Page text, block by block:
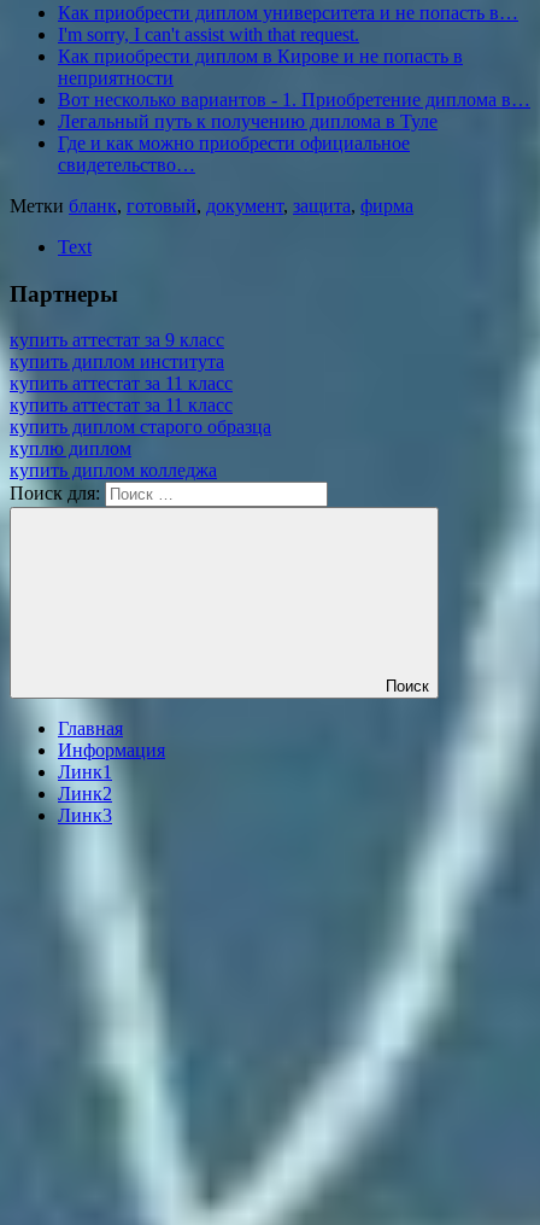
Как приобрести диплом университета и не попасть в…
I'm sorry, I can't assist with that request.
Как приобрести диплом в Кирове и не попасть в
неприятности
Вот несколько вариантов - 1. Приобретение диплома в…
Легальный путь к получению диплома в Туле
Где и как можно приобрести официальное
свидетельство…
Метки бланк, готовый, документ, защита, фирма
Text
Партнеры
купить аттестат за 9 класс
купить диплом института
купить аттестат за 11 класс
купить аттестат за 11 класс
купить диплом старого образца
куплю диплом
купить диплом колледжа
Поиск для:
Поиск
Главная
Информация
Линк1
Линк2
Линк3